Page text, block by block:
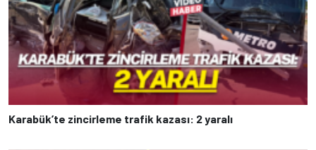
Karabük’te zincirleme trafik kazası: 2 yaralı